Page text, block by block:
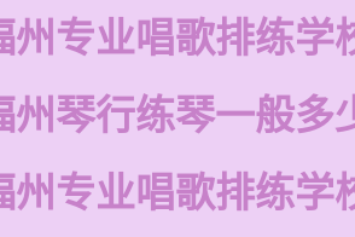
州专业唱歌排练学
州琴行练琴一般多
州专业唱歌排练学